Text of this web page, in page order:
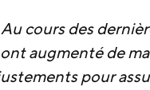
Au cours des
augmenté de
pour